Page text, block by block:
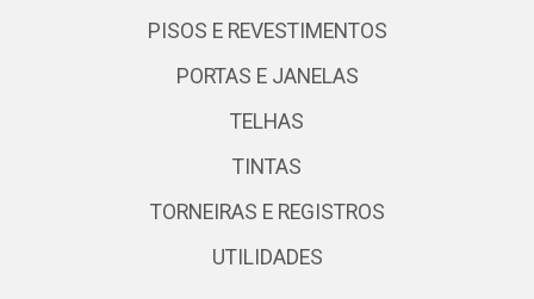
PISOS E REVESTIMENTOS
PORTAS E JANELAS
TELHAS
TINTAS
TORNEIRAS E REGISTROS
UTILIDADES